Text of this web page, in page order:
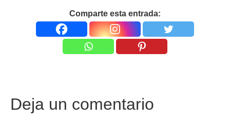
Comparte esta entrada:
Deja un comentario